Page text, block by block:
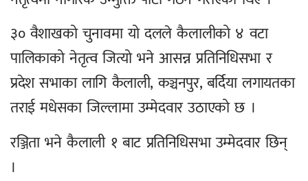
३० वैशाखको चुनावमा यो दलले कैलालीको ४ वटा
पालिकाको नेतृत्व जित्यो भने आसन्न प्रतिनिधिसभा र
प्रदेश सभाका लागि कैलाली, कञ्चनपुर, बर्दिया लगायतका
तराई मधेसका जिल्लामा उम्मेदवार उठाएको छ ।
रञ्जिता भने कैलाली १ बाट प्रतिनिधिसभा उम्मेदवार छिन्
।